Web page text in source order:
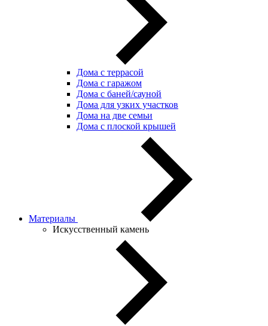
Дома с террасой
Дома с гаражом
Дома с баней/сауной
Дома для узких участков
Дома на две семьи
Дома с плоской крышей
Материалы
Искусственный камень